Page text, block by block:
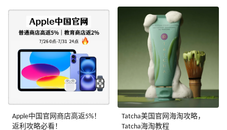
Apple中国官网商店高返5%！
返利攻略必看！
Tatcha美国官网海淘攻略，
Tatcha海淘教程